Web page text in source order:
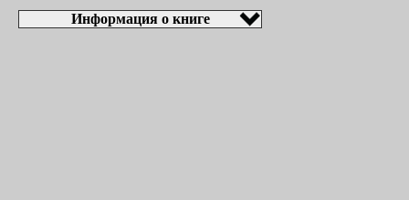
Информация о книге